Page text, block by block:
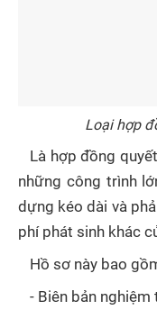
Loại hợp
Là hợp đồng
những công trình
dựng kéo dài và
phí phát sinh khác
Hồ sơ này bao
- Biên bản nghiệm